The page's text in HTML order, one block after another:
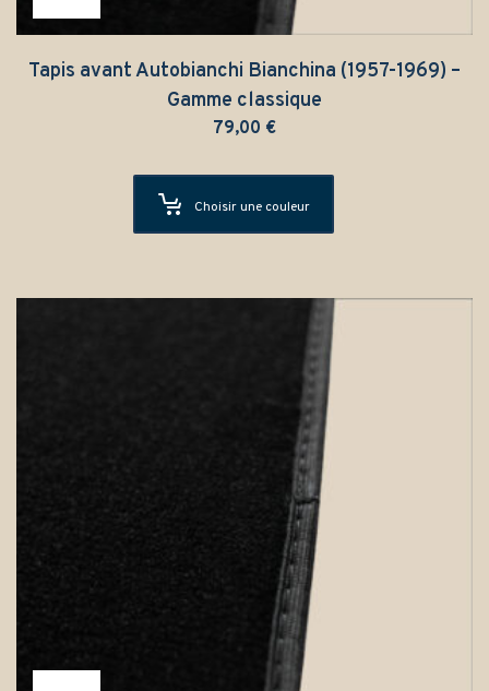
Tapis avant Autobianchi Bianchina (1957-1969) –
Gamme classique
79,00 €
Choisir une couleur